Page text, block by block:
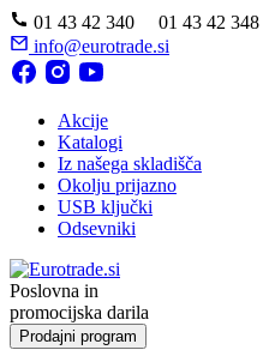
01 43 42 340 01 43 42
info@eurotrade.si
Akcije
Katalogi
Iz našega skladišča
Okolju prijazno
USB ključki
Odsevniki
Poslovna in
promocijska darila
Prodajni program